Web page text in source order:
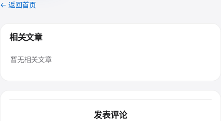
← 返回首页
相关文章
暂无相关文章
发表评论